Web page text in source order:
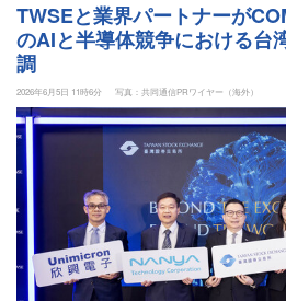
TWSEと業界パートナーが
のAIと半導体競争における台
調
2026年6月5日 11時6分 写真：共同通信PRワイヤー（海外）